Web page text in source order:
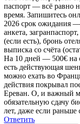
паспорт — всё равно
время. Запишитесь
2026 срок ожидания
анкета,
(если есть), бронь
выписка со счёта
На 10 дней — 500€ на
есть действующая
можно ехать во
действия покрывал
Ереван. О, и важный
обязательную сдачу
лет, даже если раньше
Ответить